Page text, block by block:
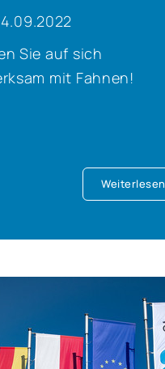
Sie auf sich
mit Fahnen!
Weiterlesen